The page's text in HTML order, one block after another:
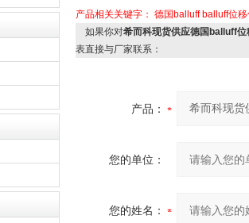
产品相关关键字： 德国balluff balluff位
如果你对希而科现货供应德国balluff
表直接与厂家联系：
产品：
您的单位：
您的姓名：